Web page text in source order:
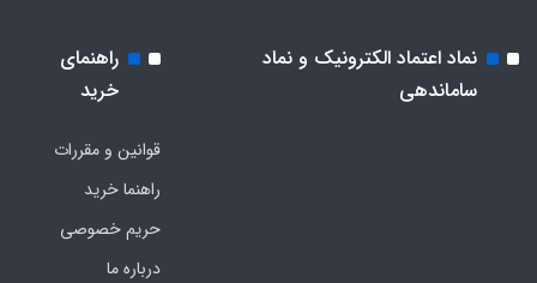
نماد اعتماد الکترونیک و نماد
ساماندهی
راهنمای
خرید
قوانین و مقررات
راهنما خرید
حریم خصوصی
درباره ما